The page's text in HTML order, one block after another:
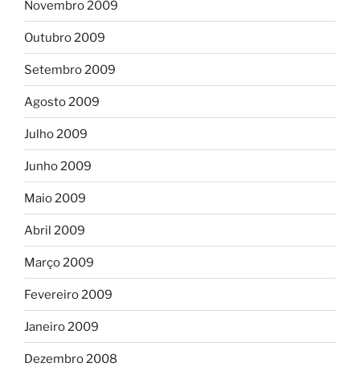
Novembro 2009
Outubro 2009
Setembro 2009
Agosto 2009
Julho 2009
Junho 2009
Maio 2009
Abril 2009
Março 2009
Fevereiro 2009
Janeiro 2009
Dezembro 2008